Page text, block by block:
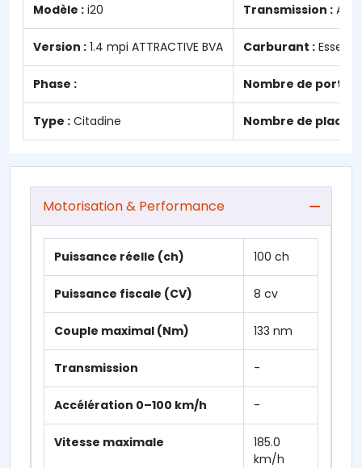
Modèle : i20 Transmission :
Version : 1.4 mpi ATTRACTIVE BVA Carburant :
Phase : Nombre de portes :
Type : Citadine Nombre de places :
Motorisation & Performance
Puissance réelle (ch) 100 ch
Puissance fiscale (CV) 8 cv
Couple maximal (Nm) 133 nm
Transmission -
Accélération 0–100 km/h -
Vitesse maximale
185.0
km/h